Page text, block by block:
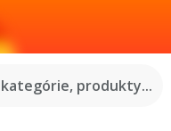
produkty...